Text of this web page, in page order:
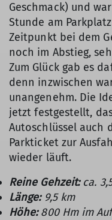
Geschmack) und
Stunde am
Zeitpunkt bei dem
noch im Abstieg,
Zum Glück gab es
denn inzwischen
unangenehm. Die
jetzt festgestellt,
Autoschlüssel auch
Parkticket zur
wieder läuft.
Reine Gehzeit:ca.
Länge:9,5 km
Höhe:800 Hm im